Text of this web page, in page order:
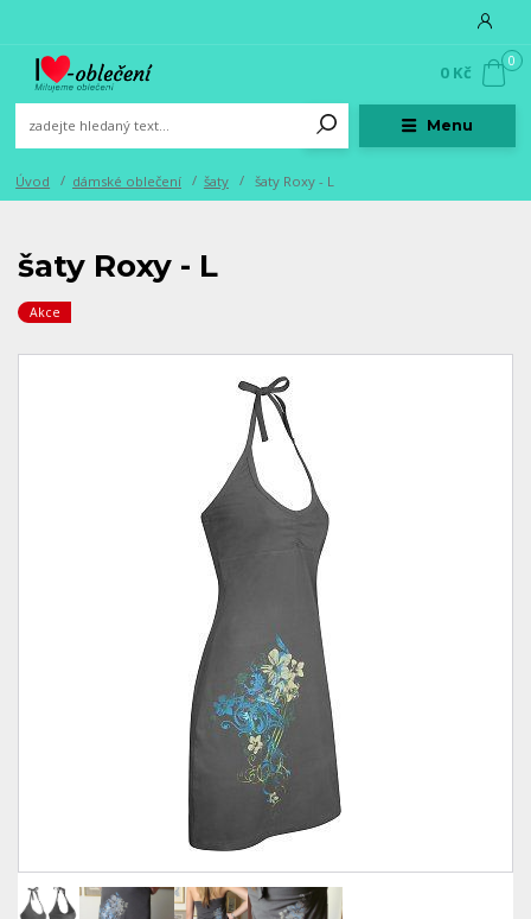
Menu
0
0 Kč
Úvod dámské oblečení šaty šaty Roxy - L
šaty Roxy - L
Akce